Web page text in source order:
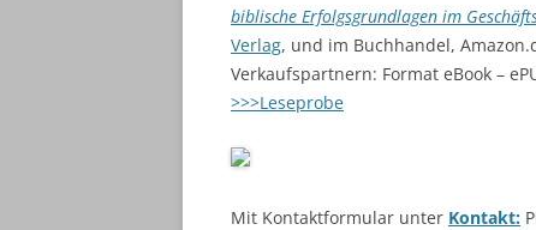
biblische Erfolgsgrundlagen im
Verlag, und im Buchhandel,
Verkaufspartnern: Format eBook –
>>>Leseprobe
Mit Kontaktformular unter Kontakt: